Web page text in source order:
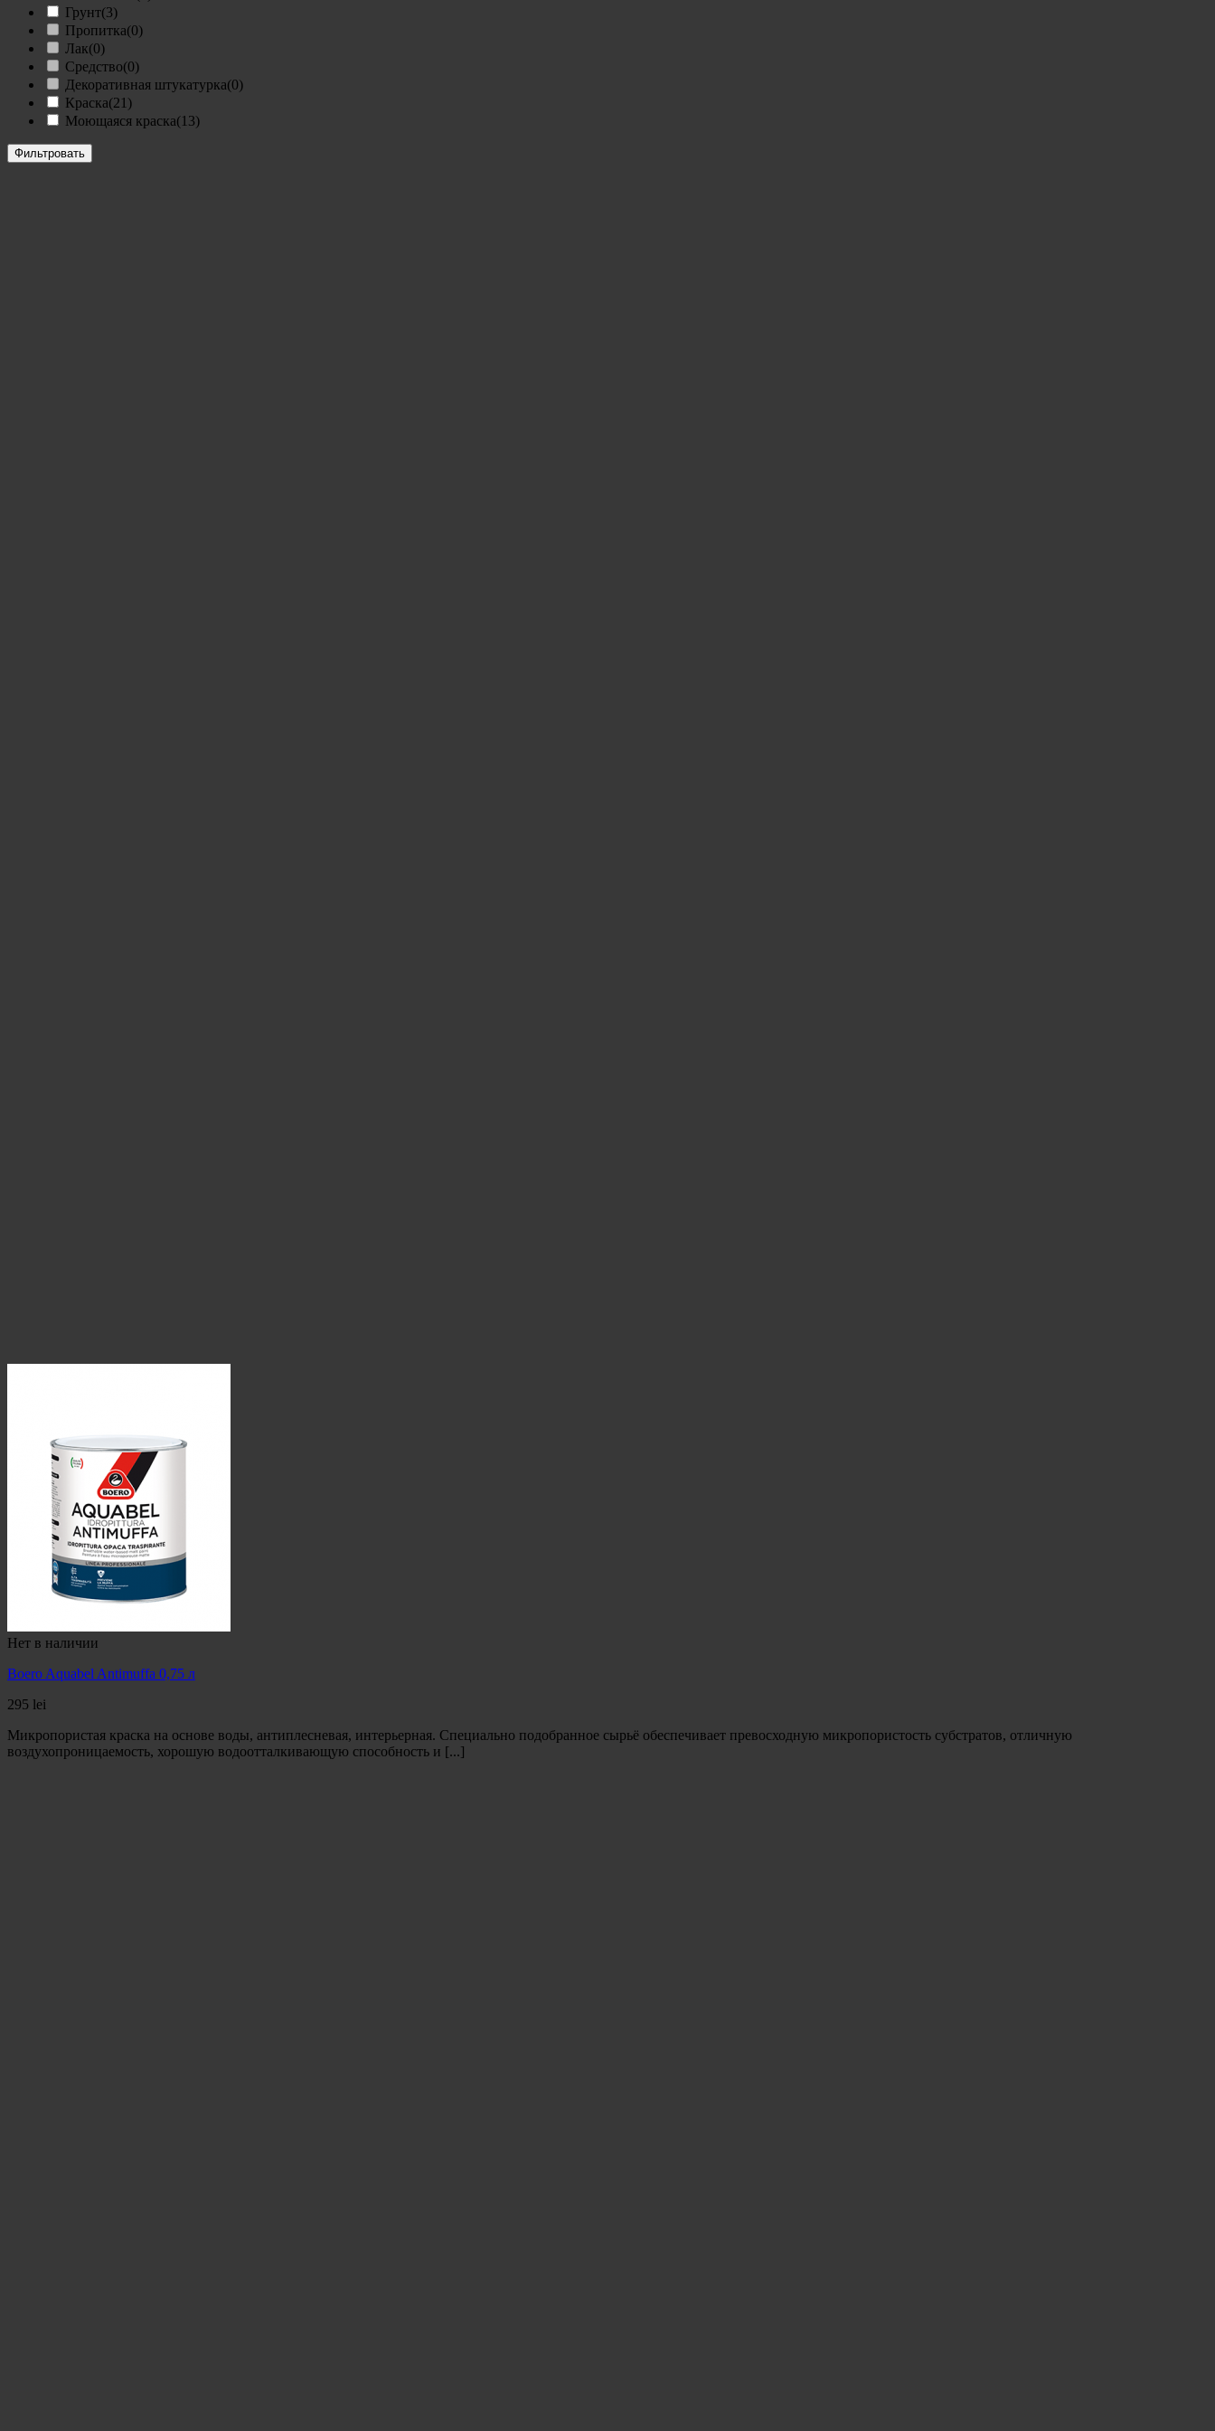
Грунт(3)
Пропитка(0)
Лак(0)
Средство(0)
Декоративная штукатурка(0)
Краска(21)
Моющаяся краска(13)
Фильтровать
Нет в наличии
Boero Aquabel Antimuffa 0,75 л
295 lei
Микропористая краска на основе воды, антиплесневая, интерьерная. Специально подобранное сырьё обеспечивает превосходную микропористость субстратов, отличную
воздухопроницаемость, хорошую водоотталкивающую способность и [...]